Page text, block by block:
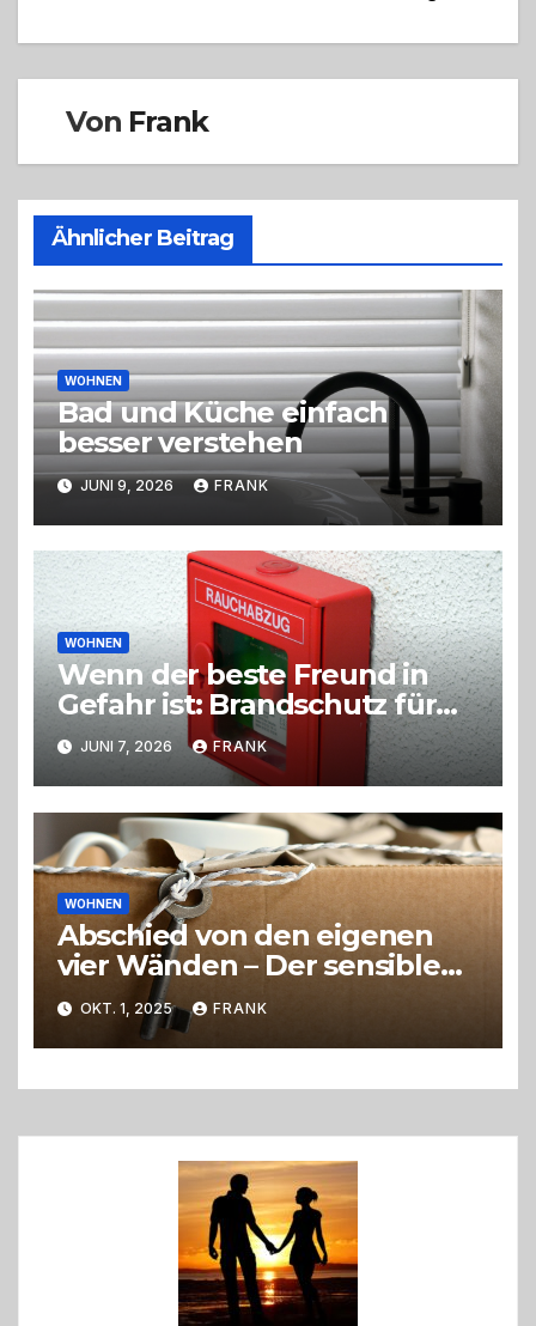
Von Frank
Ähnlicher Beitrag
WOHNEN
Bad und Küche einfach
besser verstehen
JUNI 9, 2026 FRANK
WOHNEN
Wenn der beste Freund in
Gefahr ist: Brandschutz für
Hunde im eigenen Zuhause
JUNI 7, 2026 FRANK
WOHNEN
Abschied von den eigenen
vier Wänden – Der sensible
Weg beim Umzug ins
Pflegeheim
OKT. 1, 2025 FRANK